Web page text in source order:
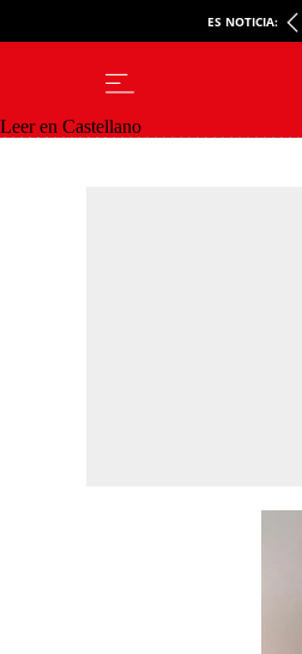
ES NOTICIA:
Leer en Castellano